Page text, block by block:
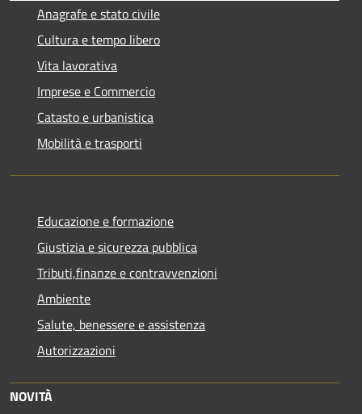
Anagrafe e stato civile
Cultura e tempo libero
Vita lavorativa
Imprese e Commercio
Catasto e urbanistica
Mobilità e trasporti
Educazione e formazione
Giustizia e sicurezza pubblica
Tributi,finanze e contravvenzioni
Ambiente
Salute, benessere e assistenza
Autorizzazioni
NOVITÀ